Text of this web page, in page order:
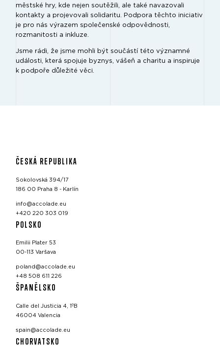
městské hry, kde nejen soutěžili, ale také navazovali
kontakty a projevovali solidaritu. Podpora těchto iniciativ
je pro nás výrazem společenské odpovědnosti,
rozmanitosti a inkluze.
Jsme rádi, že jsme mohli být součástí této významné
události, která spojuje byznys, vášeň a charitu a inspiruje
k podpoře důležité věci.
ČESKÁ REPUBLIKA
Sokolovská 394/17
186 00 Praha 8 - Karlín
info@accolade.eu
+420 220 303 019
POLSKO
Emilii Plater 53
00-113 Varšava
poland@accolade.eu
+48 508 611 226
ŠPANĚLSKO
Calle del Justicia 4, 1ºB
46004 Valencia
spain@accolade.eu
CHORVATSKO